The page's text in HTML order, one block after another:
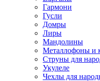
Гармони
Гусли
Домры
Лиры
Мандолины
Металлофоны и
Струны для
Укулеле
Чехлы для